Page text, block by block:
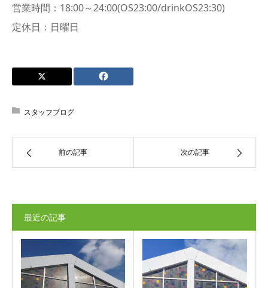
営業時間：18:00～24:00(OS23:00/drinkOS23:30)
定休日：日曜日
スタッフブログ
前の記事 次の記事
最近の記事